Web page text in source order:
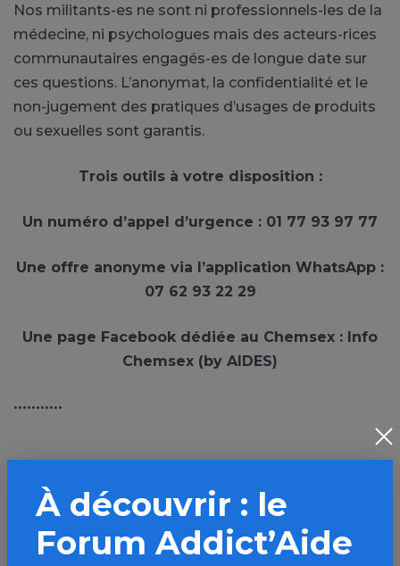
Nos militants-es ne sont ni professionnels-les de la
médecine, ni psychologues mais des acteurs-rices
communautaires engagés-es de longue date sur
ces questions. L’anonymat, la confidentialité et le
non-jugement des pratiques d’usages de produits
ou sexuelles sont garantis.
Trois outils à votre disposition :
Un numéro d’appel d’urgence : 01 77 93 97 77
Une offre anonyme via l’application WhatsApp :
07 62 93 22 29
Une page Facebook dédiée au Chemsex : Info
Chemsex (by AIDES)
•••••••••••
PARTAGER
LinkedIn Mail
À découvrir : le
Forum Addict’Aide